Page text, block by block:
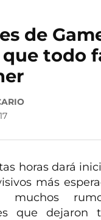
de
todo
horas dará
más
muchos
que dejaron